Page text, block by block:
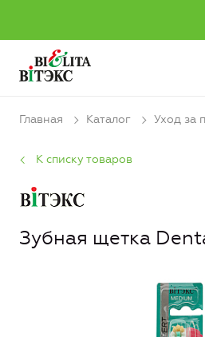
Главная Каталог Уход за
К списку товаров
Зубная щетка